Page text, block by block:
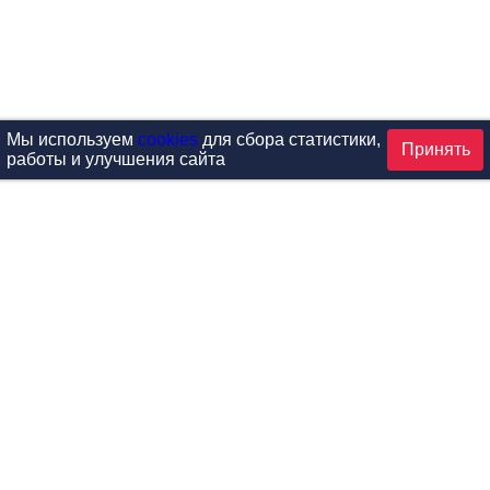
Мы используем cookiesдля сбора статистики,
работы и улучшения сайта
Принять